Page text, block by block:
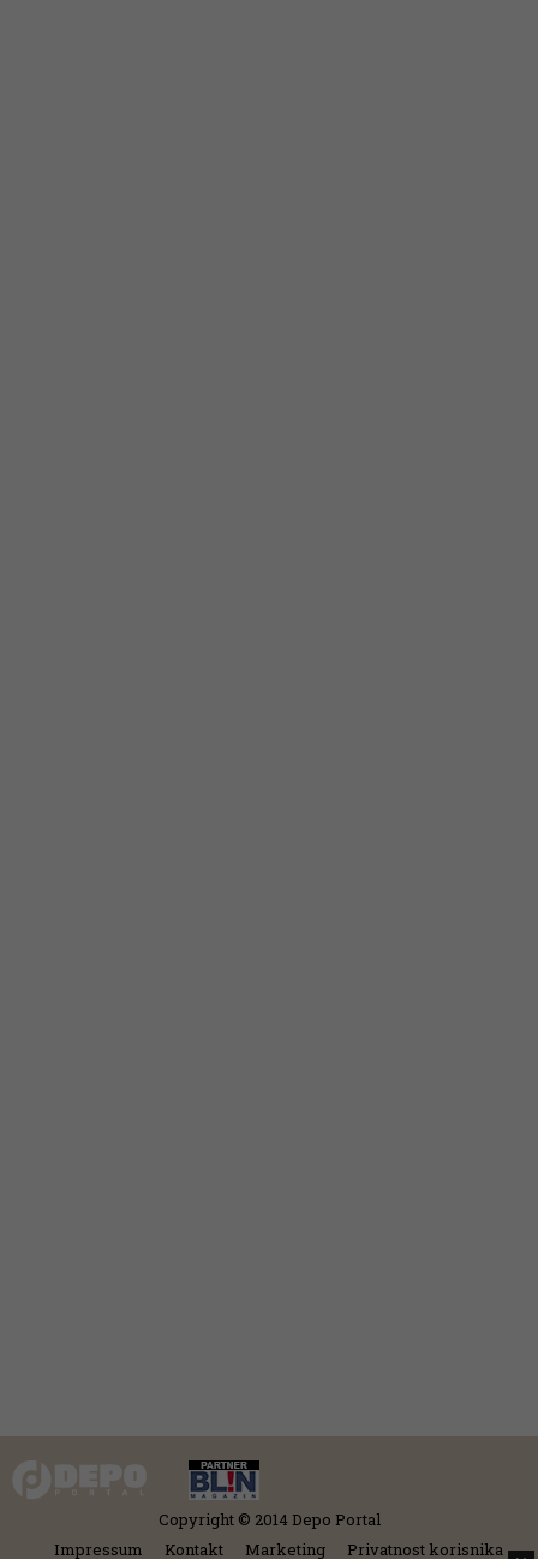
Copyright © 2014 Depo Portal
Impressum
Kontakt Marketing Privatnost korisnika